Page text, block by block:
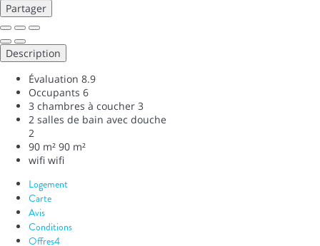
Partager
Description
Évaluation 8.9
Occupants 6
3 chambres à coucher 3
2 salles de bain avec douche
2
90 m² 90 m²
wifi wifi
Logement
Carte
Avis
Conditions
Offres4